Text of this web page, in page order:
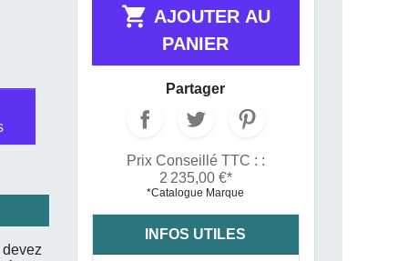

PANIER
Partager
Prix Conseillé TTC : :
2 235,00 €*
*Catalogue Marque
INFOS UTILES